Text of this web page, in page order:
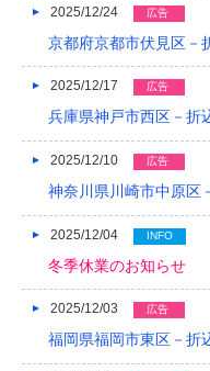
2018/07
2018/04
2018/03
2018/02
2018/01
2017/12
2017/11
2025/12/24 広告
京都府京都市伏見区－
2025/12/17 広告
兵庫県神戸市西区－折
2025/12/10 広告
神奈川県川崎市中原区
2025/12/04 INFO
冬季休業のお知らせ
2025/12/03 広告
福岡県福岡市東区－折